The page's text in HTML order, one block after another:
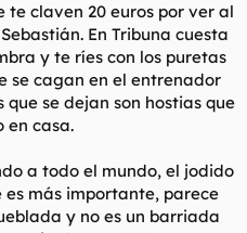
te claven 20 euros por ver al
En Tribuna cuesta
y te ríes con los puretas
se cagan en el entrenador
se dejan son hostias que
en casa.
a todo el mundo, el jodido
más importante, parece
y no es un barriada